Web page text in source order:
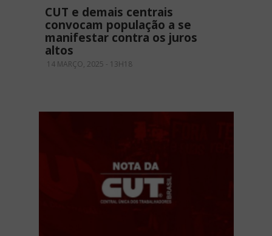
CUT e demais centrais
convocam população a se
manifestar contra os juros
altos
14 MARÇO, 2025 - 13H18